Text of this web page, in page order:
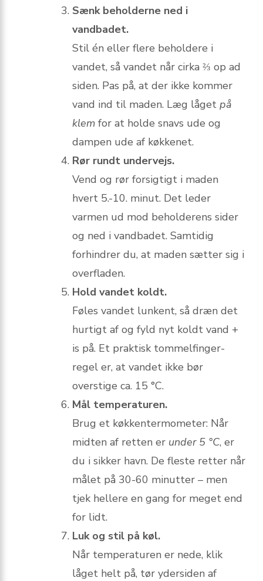
Sænk beholderne ned i
vandbadet.
Stil én eller flere beholdere i
vandet, så vandet når cirka ⅔ op ad
siden. Pas på, at der ikke kommer
vand ind til maden. Læg låget på
klem for at holde snavs ude og
dampen ude af køkkenet.
Rør rundt undervejs.
Vend og rør forsigtigt i maden
hvert 5.-10. minut. Det leder
varmen ud mod beholderens sider
og ned i vandbadet. Samtidig
forhindrer du, at maden sætter sig i
overfladen.
Hold vandet koldt.
Føles vandet lunkent, så dræn det
hurtigt af og fyld nyt koldt vand +
is på. Et praktisk tommelfinger­
regel er, at vandet ikke bør
overstige ca. 15 °C.
Mål temperaturen.
Brug et køkkentermometer: Når
midten af retten er under 5 °C, er
du i sikker havn. De fleste retter når
målet på 30-60 minutter – men
tjek hellere en gang for meget end
for lidt.
Luk og stil på køl.
Når temperaturen er nede, klik
låget helt på, tør ydersiden af